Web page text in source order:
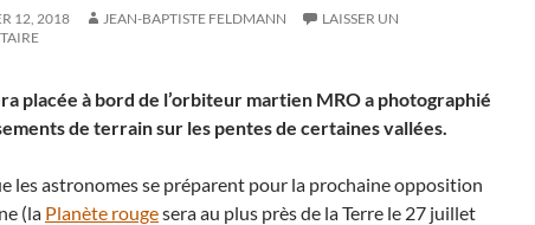
12, 2018 JEAN-BAPTISTE FELDMANN
LAISSER UN
placée à bord de l’orbiteur martien MRO a photographié
de terrain sur les pentes de certaines vallées.
les astronomes se préparent pour la prochaine opposition
(la Planète rougesera au plus près de la Terre le 27 juillet